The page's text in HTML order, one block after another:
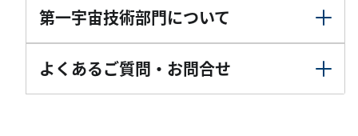
第一宇宙技術部門について
よくあるご質問・お問合せ